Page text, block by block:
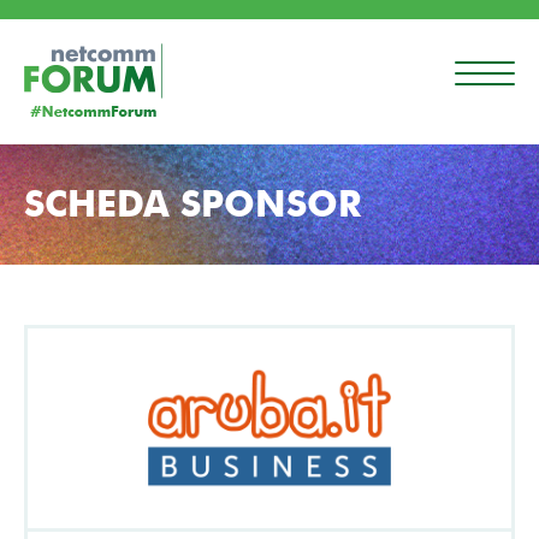
SCHEDA SPONSOR